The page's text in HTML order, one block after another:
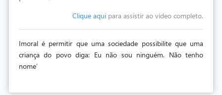
Clique aqui para assistir ao vídeo completo.
Imoral é permitir que uma sociedade possibilite que uma
criança do povo diga: Eu não sou ninguém. Não tenho
nome'